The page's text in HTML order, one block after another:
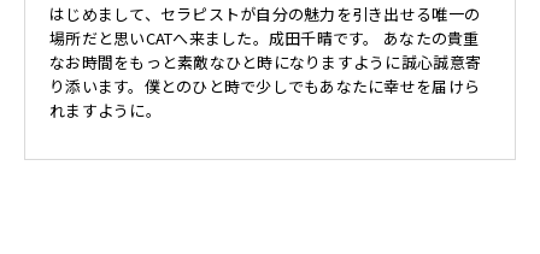
はじめまして、セラピストが自分の魅力を引き出せる唯一の
場所だと思いCATへ来ました。成田千晴です。 あなたの貴重
なお時間をもっと素敵なひと時になりますように誠心誠意寄
り添います。僕とのひと時で少しでもあなたに幸せを届けら
れますように。